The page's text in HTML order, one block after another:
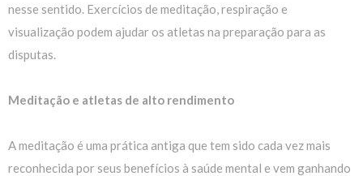
nesse sentido. Exercícios de meditação, respiração e
visualização podem ajudar os atletas na preparação para as
disputas.
Meditação e atletas de alto rendimento
A meditação é uma prática antiga que tem sido cada vez mais
reconhecida por seus benefícios à saúde mental e vem ganhando